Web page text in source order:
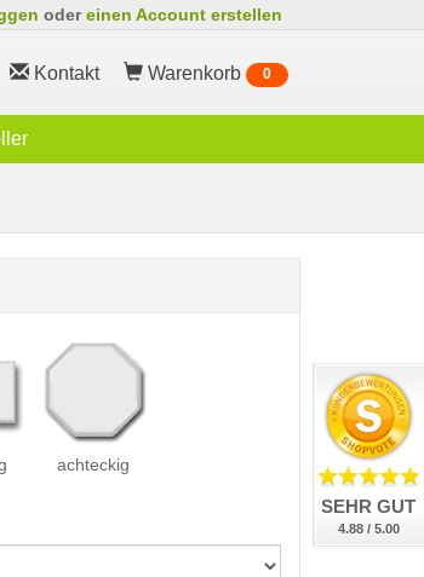
odereinen Account erstellen
Kontakt Warenkorb 0
achteckig
SEHR GUT
4.88 / 5.00